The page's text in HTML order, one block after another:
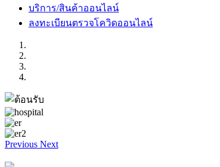
บริการ/สินค้าออนไลน์
ลงทะเบียนตรวจโควิดออนไลน์
Previous Next